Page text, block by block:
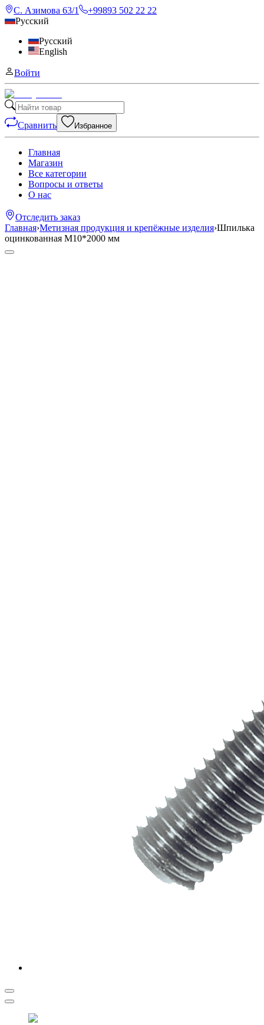
С. Азимова 63/1
+99893 502 22 22
Русский
Русский
English
Войти
Сравнить Избранное
Главная
Магазин
Все категории
Вопросы и ответы
О нас
Отследить заказ
Главная›Метизная продукция и крепёжные изделия›Шпилька
оцинкованная М10*2000 мм